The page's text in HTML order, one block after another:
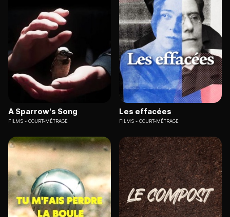
A Sparrow's Song
FILMS COURT-MÉTRAGE
Les effacées
FILMS COURT-MÉTRAGE